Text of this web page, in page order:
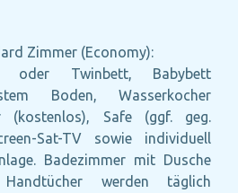
Zimmer (Economy):
oder Twinbett, Babybett
Boden, Wasserkocher
(kostenlos), Safe (ggf. geg.
Sat-TV sowie individuell
Badezimmer mit Dusche
werden täglich